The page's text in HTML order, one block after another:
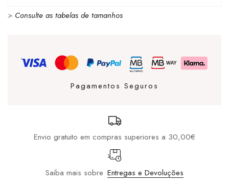
Heights
Black
> Consulte as tabelas de tamanhos
Pagamentos Seguros
Envio gratuito em compras superiores a 30,00€
Saiba mais sobre Entregas e Devoluções